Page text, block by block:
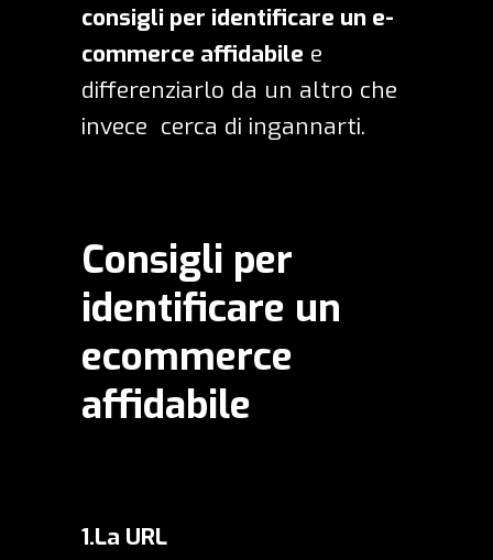
consigli per identificare un e-
commerce affidabile e
differenziarlo da un altro che
invece cerca di ingannarti.
Consigli per
identificare un
ecommerce
affidabile
1.La URL